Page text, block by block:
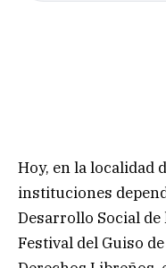
Hoy, en la localidad
instituciones
Desarrollo Social
Festival del Guiso